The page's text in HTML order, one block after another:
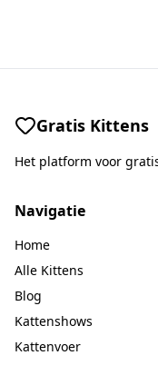
Gratis Kittens
Het platform voor
Navigatie
Home
Alle Kittens
Blog
Kattenshows
Kattenvoer